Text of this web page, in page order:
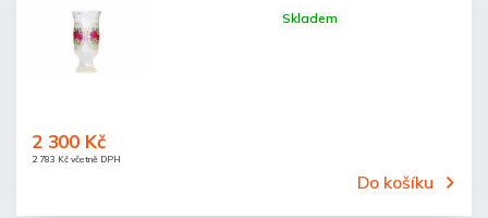
Skladem
2 783 Kč včetně DPH
2 300 Kč
Do košíku